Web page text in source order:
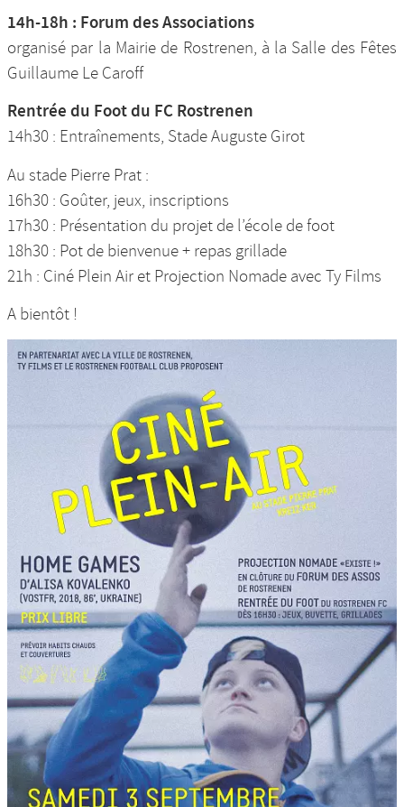
14h-18h : Forum des Associations
organisé par la Mairie de Rostrenen, à la Salle des Fêtes
Guillaume Le Caroff
Rentrée du Foot du FC Rostrenen
14h30 : Entraînements, Stade Auguste Girot
Au stade Pierre Prat :
16h30 : Goûter, jeux, inscriptions
17h30 : Présentation du projet de l’école de foot
18h30 : Pot de bienvenue + repas grillade
21h : Ciné Plein Air et Projection Nomade avec Ty Films
A bientôt !